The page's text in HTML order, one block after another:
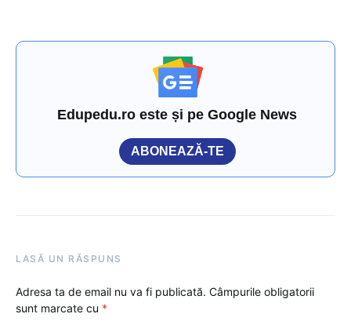
Edupedu.ro este și pe Google News
ABONEAZĂ-TE
LASĂ UN RĂSPUNS
Adresa ta de email nu va fi publicată. Câmpurile obligatorii
sunt marcate cu *